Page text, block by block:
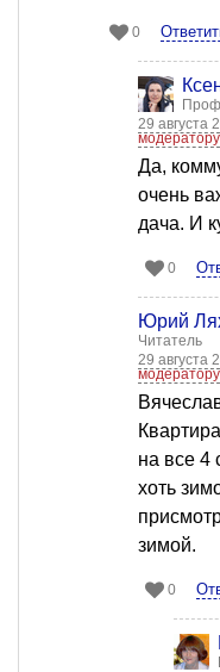
0
29 августа
модератору
Да,
очень
дача. И
0
Юрий
Читатель
29 августа
модератору
на все 4
хоть
зимой.
0